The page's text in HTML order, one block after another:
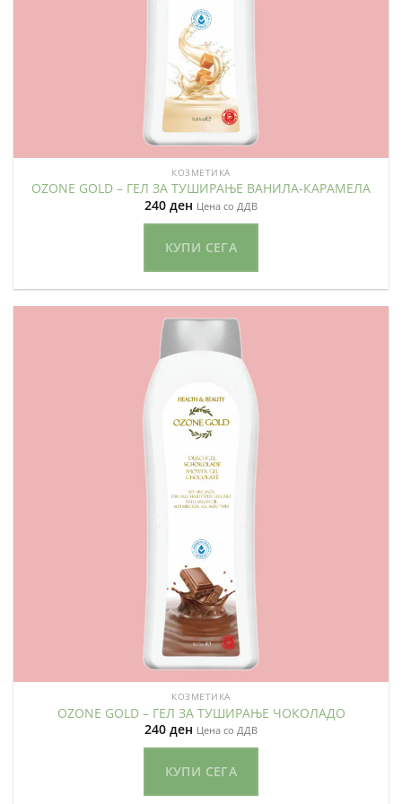
КОЗМЕТИКА
OZONE GOLD – ГЕЛ ЗА ТУШИРАЊЕ ВАНИЛА-КАРАМЕЛА
240 ден Цена со ДДВ
КУПИ СЕГА
КОЗМЕТИКА
OZONE GOLD – ГЕЛ ЗА ТУШИРАЊЕ ЧОКОЛАДО
240 ден Цена со ДДВ
КУПИ СЕГА